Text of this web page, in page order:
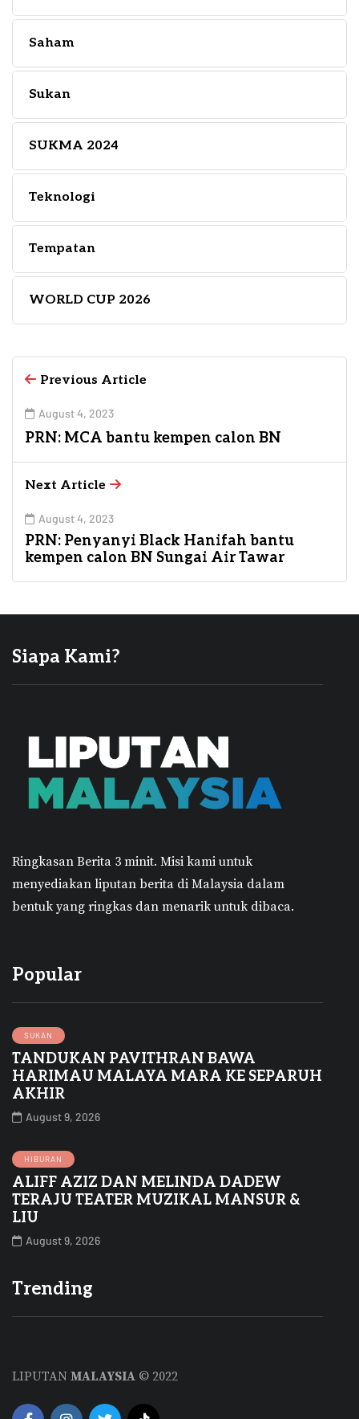
Saham
Sukan
SUKMA 2024
Teknologi
Tempatan
WORLD CUP 2026
Previous Article
August 4, 2023
PRN: MCA bantu kempen calon BN
Next Article
August 4, 2023
PRN: Penyanyi Black Hanifah bantu
kempen calon BN Sungai Air Tawar
Siapa Kami?
Ringkasan Berita 3 minit. Misi kami untuk
menyediakan liputan berita di Malaysia dalam
bentuk yang ringkas dan menarik untuk dibaca.
Popular
SUKAN
TANDUKAN PAVITHRAN BAWA
HARIMAU MALAYA MARA KE SEPARUH
AKHIR
August 9, 2026
HIBURAN
ALIFF AZIZ DAN MELINDA DADEW
TERAJU TEATER MUZIKAL MANSUR &
LIU
August 9, 2026
Trending
LIPUTAN MALAYSIA © 2022